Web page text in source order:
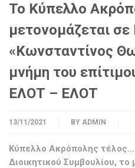
Το Κύπελλο
μετονομάζεται
«Κωνσταντίνος
μνήμη του
ΕΛΟΤ – ΕΛΟΤ
13/11/2021 BY ADMIN
Κύπελλο Ακρόπολης
Διοικητικού Συμβουλίου, το